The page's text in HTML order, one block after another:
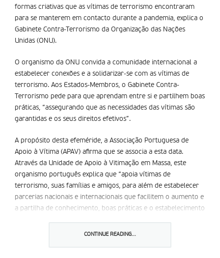
formas criativas que as vítimas de terrorismo encontraram
para se manterem em contacto durante a pandemia, explica o
Gabinete Contra-Terrorismo da Organização das Nações
Unidas (ONU).
O organismo da ONU convida a comunidade internacional a
estabelecer conexões e a solidarizar-se com as vítimas de
terrorismo. Aos Estados-Membros, o Gabinete Contra-
Terrorismo pede para que aprendam entre si e partilhem boas
práticas, “assegurando que as necessidades das vítimas são
garantidas e os seus direitos efetivos”.
A propósito desta efeméride, a Associação Portuguesa de
Apoio à Vítima (APAV) afirma que se associa a esta data.
Através da Unidade de Apoio à Vitimação em Massa, este
organismo português explica que “apoia vítimas de
terrorismo, suas famílias e amigos, para além de estabelecer
parcerias nacionais e internacionais que facilitem o aumento e
a partilha de conhecimento, boas práticas e o estabelecimento
especial vulnerabilidade, nas suas necessidades e direitos, a
CONTINUE READING...